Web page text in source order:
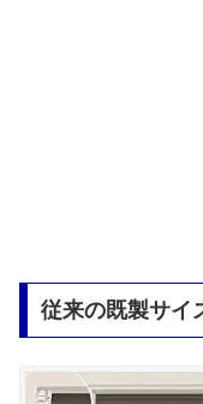
従来の既製サイ